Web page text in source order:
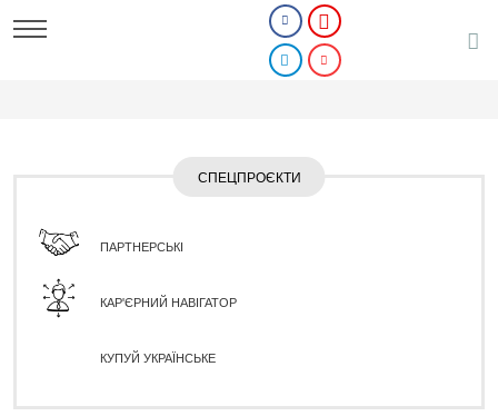
СПЕЦПРОЄКТИ
ПАРТНЕРСЬКІ
КАР'ЄРНИЙ НАВІГАТОР
КУПУЙ УКРАЇНСЬКЕ